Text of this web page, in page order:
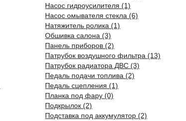
Насос гидроусилителя (1)
Насос омывателя стекла (6)
Натяжитель ролика (1)
Обшивка салона (3)
Панель приборов (2)
Патрубок воздушного фильтра (13)
Патрубок радиатора ДВС (3)
Педаль подачи топлива (2)
Педаль сцепления (1)
Планка под фару (0)
Подкрылок (2)
Подставка под аккумулятор (2)